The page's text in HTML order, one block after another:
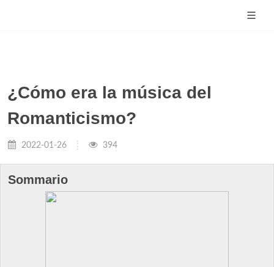
¿Cómo era la música del
Romanticismo?
2022-01-26 394
Sommario